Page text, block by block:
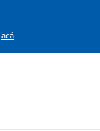
acá